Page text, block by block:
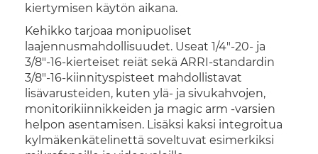
kiertymisen käytön aikana.
Kehikko tarjoaa monipuoliset
laajennusmahdollisuudet. Useat 1/4"-20- ja
3/8"-16-kierteiset reiät sekä ARRI-standardin
3/8"-16-kiinnityspisteet mahdollistavat
lisävarusteiden, kuten ylä- ja sivukahvojen,
monitorikiinnikkeiden ja magic arm -varsien
helpon asentamisen. Lisäksi kaksi integroitua
kylmäkenkätelinettä soveltuvat esimerkiksi